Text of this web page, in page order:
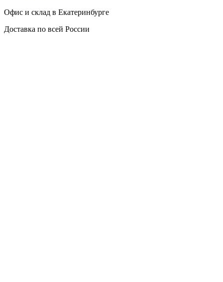
Офис и склад в Екатеринбурге
Доставка по всей России